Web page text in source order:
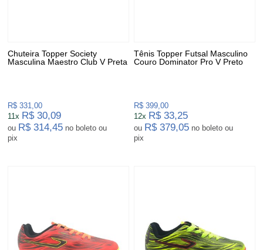
Chuteira Topper Society
Masculina Maestro Club V Preta
R$ 331,00
11x R$ 30,09
ou R$ 314,45 no boleto ou
pix
Tênis Topper Futsal Masculino
Couro Dominator Pro V Preto
R$ 399,00
12x R$ 33,25
ou R$ 379,05 no boleto ou
pix